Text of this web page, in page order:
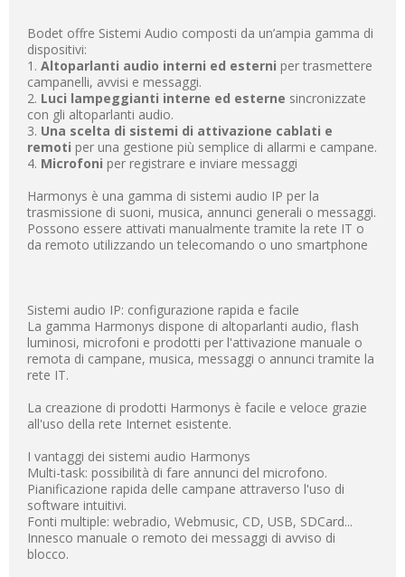
Bodet offre Sistemi Audio composti da un’ampia gamma di
dispositivi:
1. Altoparlanti audio interni ed esterni per trasmettere
campanelli, avvisi e messaggi.
2. Luci lampeggianti interne ed esterne sincronizzate
con gli altoparlanti audio.
3. Una scelta di sistemi di attivazione cablati e
remoti per una gestione più semplice di allarmi e campane.
4. Microfoni per registrare e inviare messaggi
Harmonys è una gamma di sistemi audio IP per la
trasmissione di suoni, musica, annunci generali o messaggi.
Possono essere attivati manualmente tramite la rete IT o
da remoto utilizzando un telecomando o uno smartphone
Sistemi audio IP: configurazione rapida e facile
La gamma Harmonys dispone di altoparlanti audio, flash
luminosi, microfoni e prodotti per l'attivazione manuale o
remota di campane, musica, messaggi o annunci tramite la
rete IT.
La creazione di prodotti Harmonys è facile e veloce grazie
all'uso della rete Internet esistente.
I vantaggi dei sistemi audio Harmonys
Multi-task: possibilità di fare annunci del microfono.
Pianificazione rapida delle campane attraverso l'uso di
software intuitivi.
Fonti multiple: webradio, Webmusic, CD, USB, SDCard...
Innesco manuale o remoto dei messaggi di avviso di
blocco.